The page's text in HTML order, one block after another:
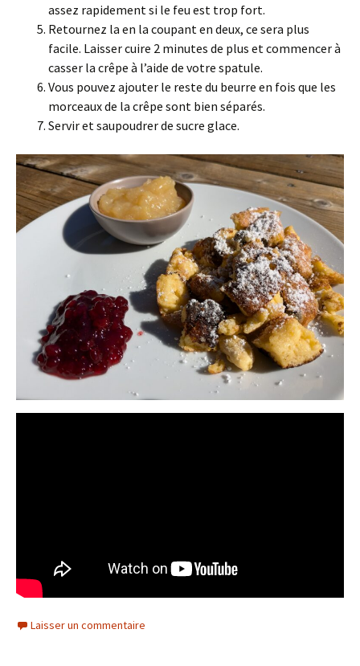
assez rapidement si le feu est trop fort.
Retournez la en la coupant en deux, ce sera plus
facile. Laisser cuire 2 minutes de plus et commencer à
casser la crêpe à l’aide de votre spatule.
Vous pouvez ajouter le reste du beurre en fois que les
morceaux de la crêpe sont bien séparés.
Servir et saupoudrer de sucre glace.
Laisser un commentaire